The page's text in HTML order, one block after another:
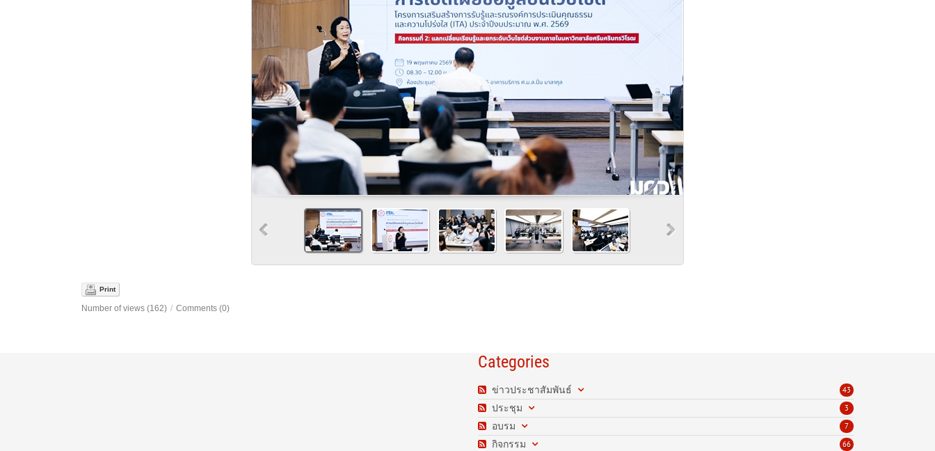
Print
Number of views (162) / Comments (0)
Categories
43
ข่าวประชาสัมพันธ์
3
ประชุม
7
อบรม
66
กิจกรรม